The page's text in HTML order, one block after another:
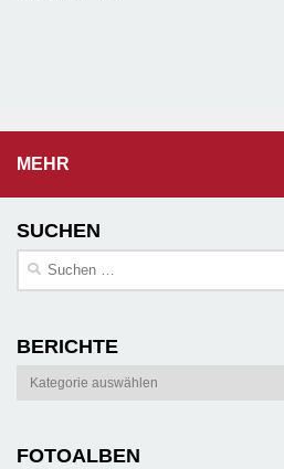
MEHR
SUCHEN
Suchen
BERICHTE
Berichte
FOTOALBEN